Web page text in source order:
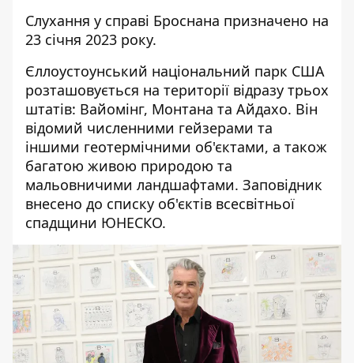
Слухання у справі Броснана призначено на
23 січня 2023 року.
Єллоустоунський національний парк США
розташовується на території відразу трьох
штатів: Вайомінг, Монтана та Айдахо. Він
відомий численними гейзерами та
іншими геотермічними об'єктами, а також
багатою живою природою та
мальовничими ландшафтами. Заповідник
внесено до списку об'єктів всесвітньої
спадщини ЮНЕСКО.